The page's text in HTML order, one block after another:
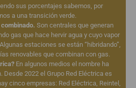
sus porcentajes sabemos, por
a una transición verde.
Son centrales que generan
gas que hace hervir agua y cuyo vapor
estaciones se están “hibridando”,
renovables que combinan con gas.
En algunos medios el nombre ha
Desde 2022 el Grupo Red Eléctrica es
cinco empresas: Red Eléctrica, Reintel,